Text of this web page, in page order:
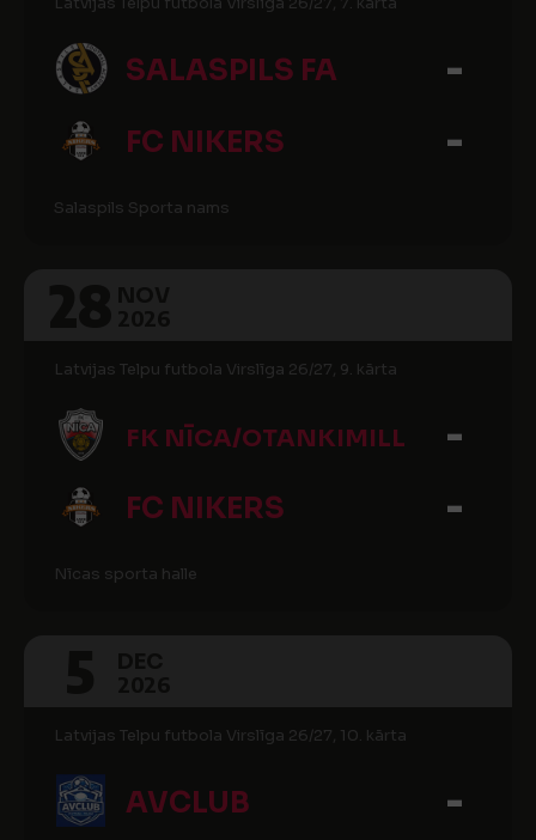
SALASPILS FA -
FC NIKERS -
Salaspils Sporta nams
Latvijas Telpu futbola Virslīga 26/27, 9. kārta
FK NĪCA/OTANKIMILL -
FC NIKERS -
Nīcas sporta halle
Latvijas Telpu futbola Virslīga 26/27, 10. kārta
AVCLUB -